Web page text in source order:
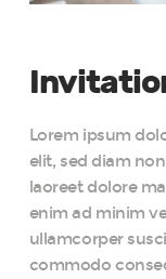
Lorem ipsum
elit, sed diam
laoreet dolore
enim ad minim
ullamcorper
commodo